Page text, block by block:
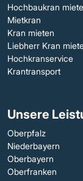
Hochbaukran
Mietkran
Kran mieten
Liebherr Kran
Hochkranservice
Krantransport
Unsere
Oberpfalz
Niederbayern
Oberbayern
Oberfranken